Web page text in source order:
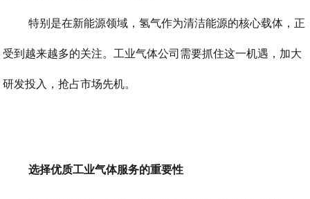
特别是在新能源领域，氢气作为清洁能源的核心载体，正
受到越来越多的关注。工业气体公司需要抓住这一机遇，加大
研发投入，抢占市场先机。
选择优质工业气体服务的重要性